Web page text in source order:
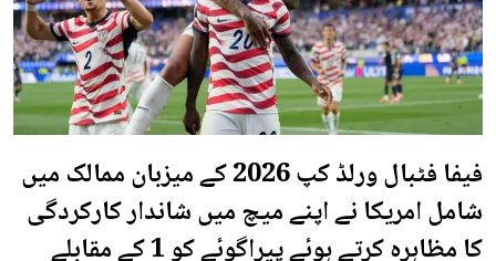
فیفا فٹبال ورلڈ کپ 2026 کے میزبان ممالک میں
شامل امریکا نے اپنے میچ میں شاندار کارکردگی
کا مظاہرہ کرتے ہوئے پیراگوئے کو 1 کے مقابلے